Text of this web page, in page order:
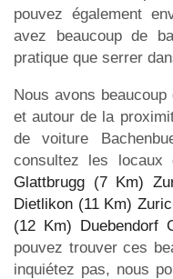
pouvez également
avez beaucoup de
pratique que serrer
Nous avons
et autour de la
de voiture
consultez les locaux
Glattbrugg (7 Km)
Dietlikon (11 Km)
(12 Km) Duebendorf
pouvez trouver ces
inquiétez pas, nous